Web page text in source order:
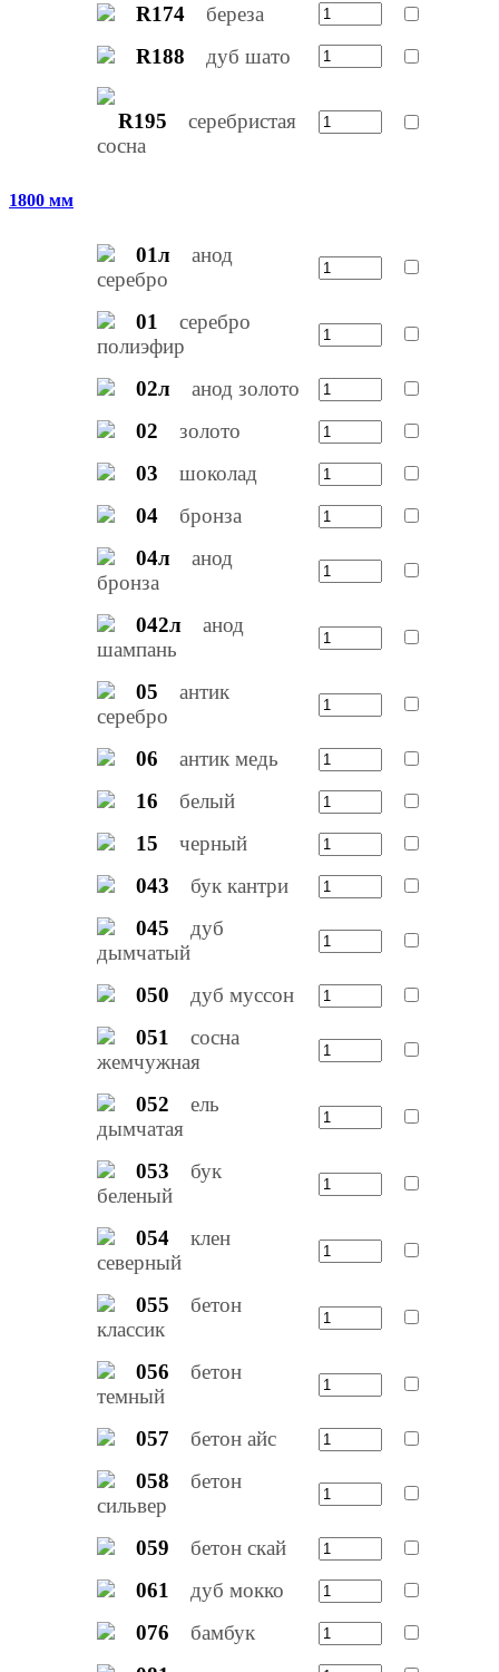
R174
береза
R188
дуб шато
R195
серебристая
сосна
1800 мм
01л
анод
серебро
01
серебро
полиэфир
02л
анод золото
02
золото
03
шоколад
04
бронза
04л
анод
бронза
042л
анод
шампань
05
антик
серебро
06
антик медь
16
белый
15
черный
043
бук кантри
045
дуб
дымчатый
050
дуб муссон
051
сосна
жемчужная
052
ель
дымчатая
053
бук
беленый
054
клен
северный
055
бетон
классик
056
бетон
темный
057
бетон айс
058
бетон
сильвер
059
бетон скай
061
дуб мокко
076
бамбук